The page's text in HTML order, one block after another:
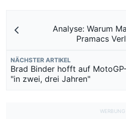
Analyse: Warum
Pramacs
NÄCHSTER ARTIKEL
Brad Binder hofft auf
"in zwei, drei Jahren"